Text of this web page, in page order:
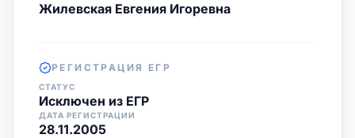
Жилевская Евгения Игоревна
РЕГИСТРАЦИЯ ЕГР
СТАТУС
Исключен из ЕГР
ДАТА РЕГИСТРАЦИИ
28.11.2005